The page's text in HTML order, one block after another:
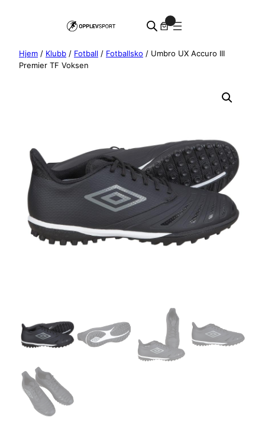
Hjem / Klubb / Fotball / Fotballsko / Umbro UX Accuro III
Premier TF Voksen